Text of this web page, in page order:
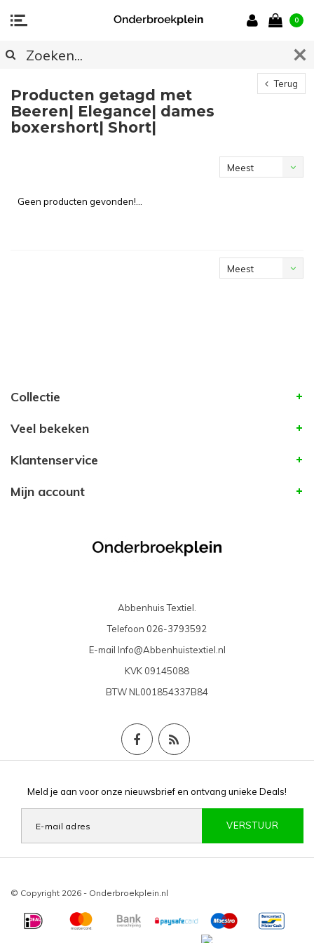
0
Terug
Producten getagd met
Beeren| Elegance| dames
boxershort| Short|
Meest
Geen producten gevonden!...
Meest
Collectie
Veel bekeken
Klantenservice
Mijn account
Abbenhuis Textiel.
Telefoon 026-3793592
E-mail Info@Abbenhuistextiel.nl
KVK 09145088
BTWNL001854337B84
Meld je aan voor onze nieuwsbrief en ontvang unieke Deals!
VERSTUUR
© Copyright 2026 - Onderbroekplein.nl